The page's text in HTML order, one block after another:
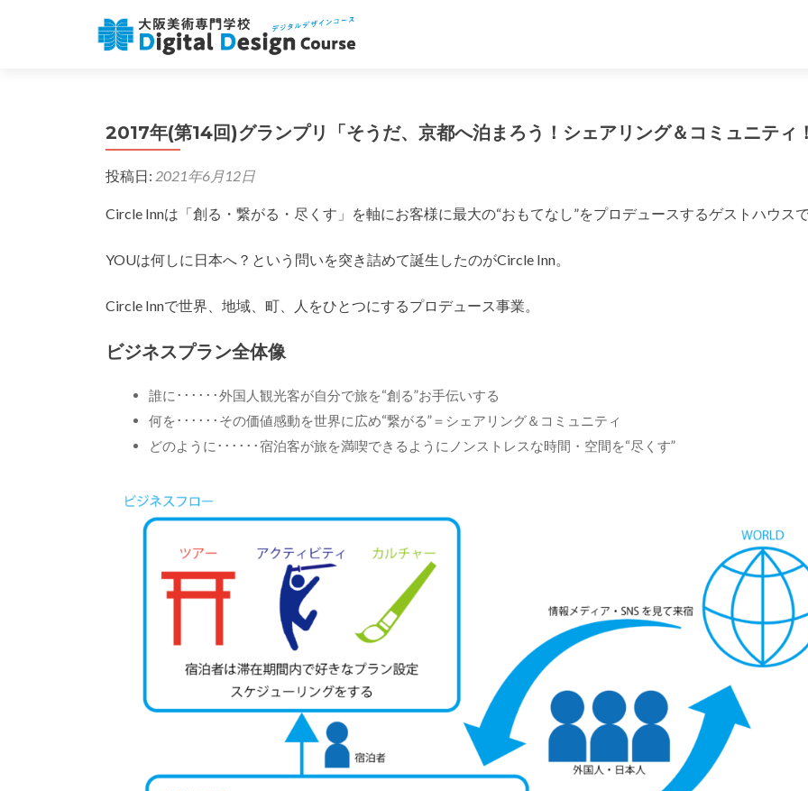
2017年(第14回)グランプリ「そうだ、京都へ泊まろう！シェアリング＆コミュニティ
投稿日: 2021年6月12日
Circle Innは「創る・繋がる・尽くす」を軸にお客様に最大の“おもてなし”をプロデュースするゲストハウスで
YOUは何しに日本へ？という問いを突き詰めて誕生したのがCircle Inn。
Circle Innで世界、地域、町、人をひとつにするプロデュース事業。
ビジネスプラン全体像
誰に･･････外国人観光客が自分で旅を“創る”お手伝いする
何を･･････その価値感動を世界に広め“繋がる”＝シェアリング＆コミュニティ
どのように･･････宿泊客が旅を満喫できるようにノンストレスな時間・空間を“尽くす”